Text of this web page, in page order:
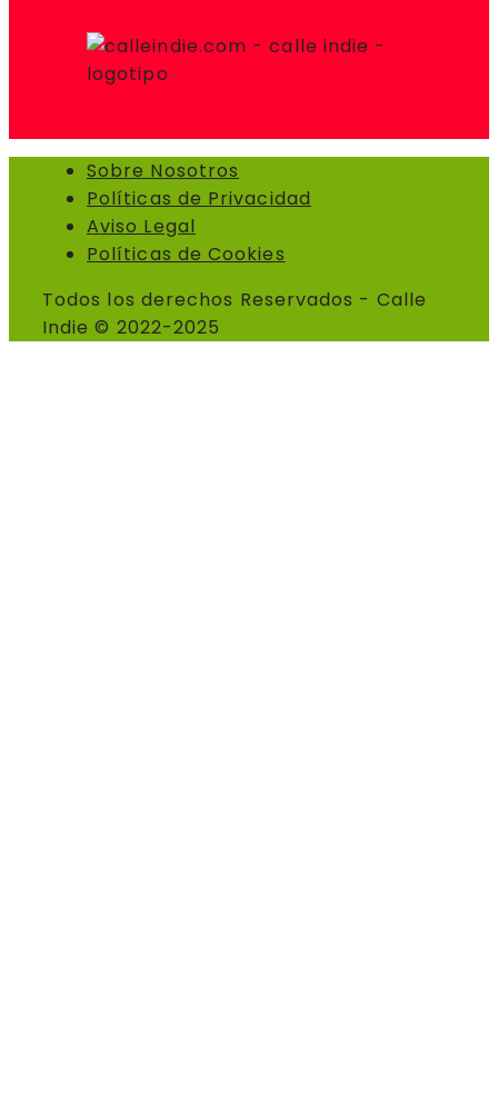
Sobre Nosotros
Políticas de Privacidad
Aviso Legal
Políticas de Cookies
Todos los derechos Reservados - Calle
Indie © 2022-2025